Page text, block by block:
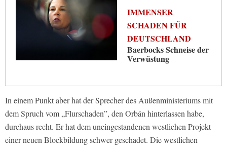
IMMENSER
SCHADEN FÜR
DEUTSCHLAND
Baerbocks Schneise der
Verwüstung
In einem Punkt aber hat der Sprecher des Außenministeriums mit
dem Spruch vom „Flurschaden”, den Orbán hinterlassen habe,
durchaus recht. Er hat dem uneingestandenen westlichen Projekt
einer neuen Blockbildung schwer geschadet. Die westlichen